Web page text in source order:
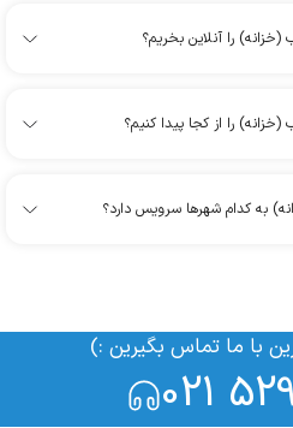
با ما تماس بگیرین :)
021